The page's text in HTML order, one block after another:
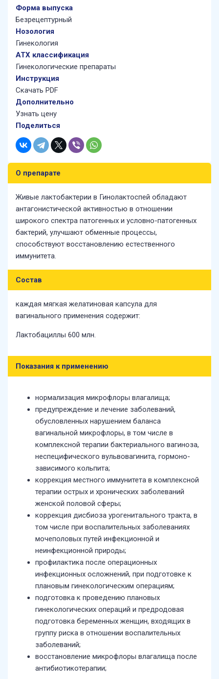
деятельность во
многих странах
мира.
chevron_rightПодробнее
Все продукты Нозология
Форма выпуска
Безрецептурный
Нозология
Гинекология
АТХ классификация
Гинекологические препараты
Инструкция
Скачать PDF
Дополнительно
Узнать цену
Поделиться
О препарате
Живые лактобактерии в Гинолактоспей обладают
антагонистической активностью в отношении
широкого спектра патогенных и условно-патогенных
бактерий, улучшают обменные процессы,
способствуют восстановлению естественного
иммунитета.
Состав
каждая мягкая желатиновая капсула для
вагинального применения содержит:
Лактобациллы 600 млн.
Показания к применению
нормализация микрофлоры влагалища;
предупреждение и лечение заболеваний,
обусловленных нарушением баланса
вагинальной микрофлоры, в том числе в
комплексной терапии бактериального вагиноза,
неспецифического вульвовагинита, гормоно-
зависимого кольпита;
коррекция местного иммунитета в комплексной
терапии острых и хронических заболеваний
женской половой сферы;
коррекция дисбиоза урогенитального тракта, в
том числе при воспалительных заболеваниях
мочеполовых путей инфекционной и
неинфекционной природы;
профилактика после операционных
инфекционных осложнений, при подготовке к
плановым гинекологическим операциям;
подготовка к проведению плановых
гинекологических операций и предродовая
подготовка беременных женщин, входящих в
группу риска в отношении воспалительных
заболеваний;
восстановление микрофлоры влагалища после
антибиотикотерапии;